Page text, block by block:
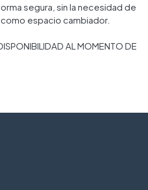
segura, sin la necesidad de
espacio cambiador.
AL MOMENTO DE